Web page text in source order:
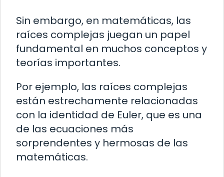
Sin embargo, en matemáticas, las
raíces complejas juegan un papel
fundamental en muchos conceptos y
teorías importantes.
Por ejemplo, las raíces complejas
están estrechamente relacionadas
con la identidad de Euler, que es una
de las ecuaciones más
sorprendentes y hermosas de las
matemáticas.